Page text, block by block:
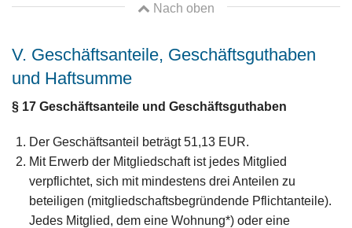
Nach oben
V. Geschäftsanteile, Geschäftsguthaben
und Haftsumme
§ 17 Geschäftsanteile und Geschäftsguthaben
Der Geschäftsanteil beträgt 51,13 EUR.
Mit Erwerb der Mitgliedschaft ist jedes Mitglied
verpflichtet, sich mit mindestens drei Anteilen zu
beteiligen (mitgliedschaftsbegründende Pflichtanteile).
Jedes Mitglied, dem eine Wohnung*) oder eine